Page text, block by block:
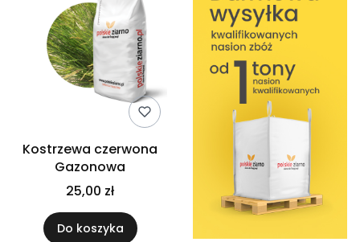
Kostrzewa czerwona
Gazonowa
25,00 zł
Do koszyka